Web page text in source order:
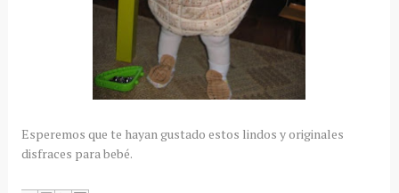
Esperemos que te hayan gustado estos lindos y originales
disfraces para bebé.